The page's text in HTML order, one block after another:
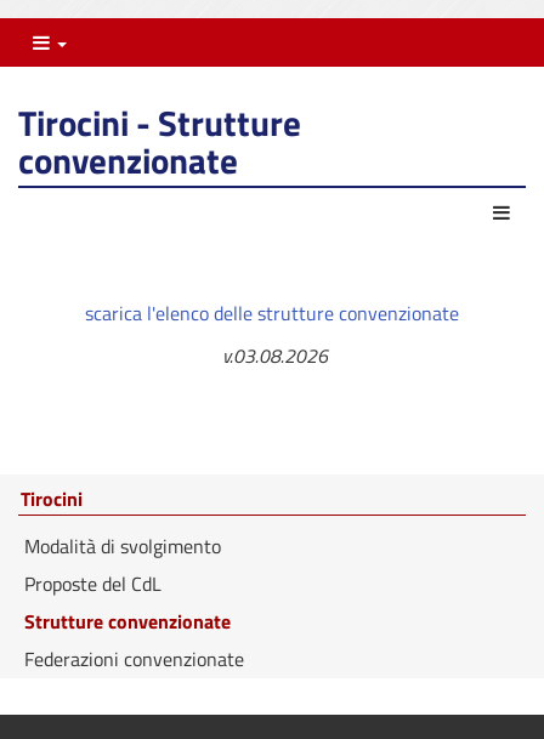
Menu
Tirocini - Strutture
convenzionate
scarica l'elenco delle strutture convenzionate
v.03.08.2026
Tirocini
Modalità di svolgimento
Proposte del CdL
Strutture convenzionate
Federazioni convenzionate